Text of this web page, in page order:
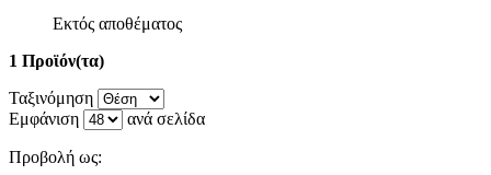
Εκτός αποθέματος
1 Προϊόν(τα)
Ταξινόμηση
Εμφάνιση
ανά σελίδα
Προβολή ως: